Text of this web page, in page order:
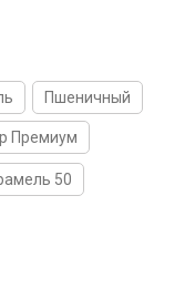
Пшеничный
Премиум
50